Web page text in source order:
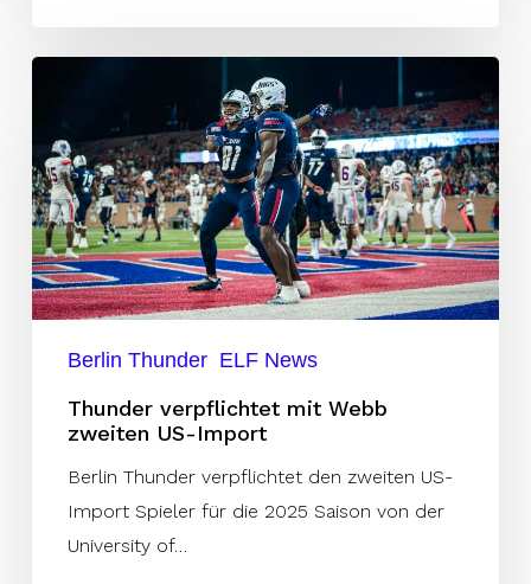
mit
Webb
zweiten
US-
Import
Berlin Thunder ELF News
Thunder verpflichtet mit Webb
zweiten US-Import
Berlin Thunder verpflichtet den zweiten US-
Import Spieler für die 2025 Saison von der
University of…